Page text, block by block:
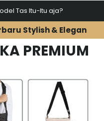
Tas Itu-Itu aja?
Stylish & Elegan
PREMIUM